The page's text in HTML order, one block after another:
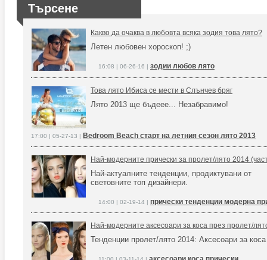
Търсене
Какво да очаква в любовта всяка зодия това лято?
Летен любовен хороскоп! ;)
16:08 | 06-26-16 | зодии любов лято
Това лято Ибиса се мести в Слънчев бряг
Лято 2013 ще бъдеее... Незабравимо!
17:00 | 05-27-13 | Bedroom Beach старт на летния сезон лято 2013
Най-модерните прически за пролет/лято 2014
Най-актуалните тенденции, продиктувани от
световните топ дизайнери.
14:00 | 02-19-14 | прически тенденции модерна
Най-модерните аксесоари за коса през пролет/
Тенденции пролет/лято 2014: Аксесоари за коса